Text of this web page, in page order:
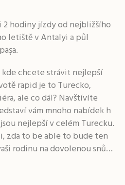
2 hodiny jízdy od nejbližšího
letiště v Antalyi a půl
chcete strávit nejlepší
rapid je to Turecko,
ale co dál? Navštívíte
vám mnoho nabídek h
nejlepší v celém Turecku.
zda to be able to bude ten
rodinu na dovolenou snů…